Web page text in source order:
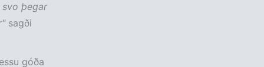
þegar
sagði
góða